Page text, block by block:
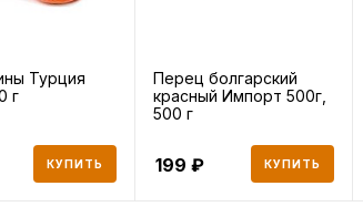
Турция
г
КУПИТЬ
Перец болгарский
красный Импорт 500г,
500 г
199 КУПИТЬ